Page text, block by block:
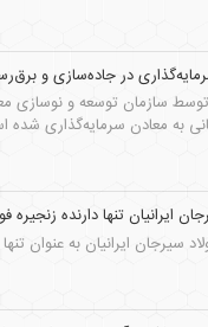
به معادن سرمایه‌گذاری شده
ایرانیان تنها دارنده
سیرجان ایرانیان به عنوان